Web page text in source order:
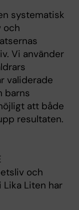
systematisk
och
Vi använder
validerade
barns
att både
resultaten.
och
Lika Liten har